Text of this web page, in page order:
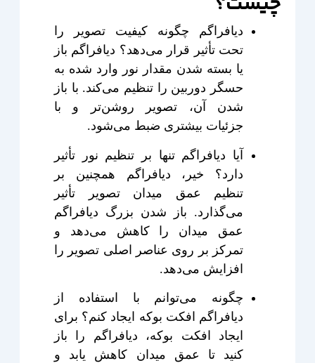
دیافراگم چگونه کیفیت تصویر را
تحت تأثیر قرار می‌دهد؟ دیافراگم باز
یا بسته شدن مقدار نور وارد شده به
حسگر دوربین را تنظیم می‌کند. با باز
شدن آن، تصویر روشن‌تر و با
جزئیات بیشتری ضبط می‌شود.
آیا دیافراگم تنها بر تنظیم نور تأثیر
دارد؟ خیر، دیافراگم همچنین بر
تنظیم عمق میدان تصویر تأثیر
می‌گذارد. باز شدن بزرگ دیافراگم
عمق میدان را کاهش می‌دهد و
تمرکز بر روی عناصر اصلی تصویر را
افزایش می‌دهد.
چگونه می‌توانم با استفاده از
دیافراگم افکت بوکه ایجاد کنم؟ برای
ایجاد افکت بوکه، دیافراگم را باز
کنید تا عمق میدان کاهش یابد و